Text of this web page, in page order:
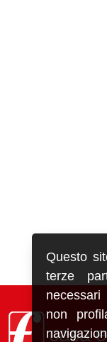
Questo
terze
non